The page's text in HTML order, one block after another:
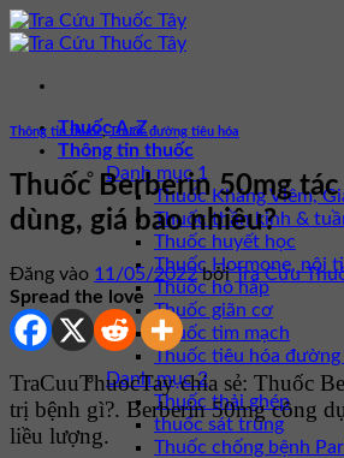
Bỏ
qua
dung
Thuốc A-Z
Thông tin thuốc
Danh mục 1
Thuốc Kháng Viêm,
Thuốc thần kinh &
Thuốc huyết học
Thuốc Hormone, nội
Thuốc hô hấp
Thuốc giãn cơ
Thuốc tim mạch
Thuốc tiêu hóa
Danh mục 2
Thuốc thải ghép
thuốc sát trùng
Thuốc chống bệnh
Thông tin thuốc,Thuốc đường tiêu hóa
Thuốc Berberin 50mg
dùng, giá bao nhiêu?
Đăng vào 11/05/2022 bởiTra Cứu
Spread the love
TraCuuThuocTay chia sẻ: Thuốc
trị bệnh gì?. Berberin 50mg công
liều lượng.